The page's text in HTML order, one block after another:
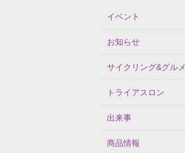
イベント
お知らせ
サイクリング&グルメ
トライアスロン
出来事
商品情報